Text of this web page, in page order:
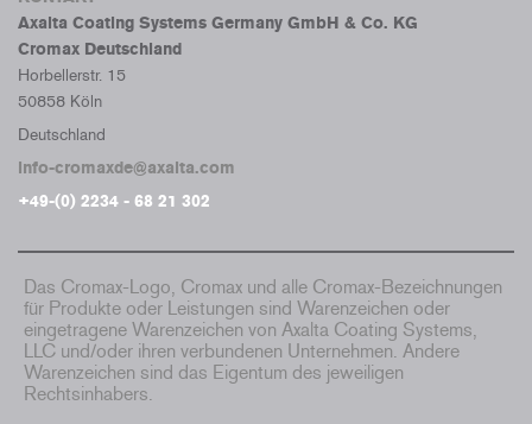
Axalta Coating Systems Germany GmbH & Co. KG
Cromax Deutschland
Horbellerstr. 15
50858 Köln
Deutschland
info-cromaxde@axalta.com
+49-(0) 2234 - 68 21 302
Das Cromax-Logo, Cromax und alle Cromax-Bezeichnungen
für Produkte oder Leistungen sind Warenzeichen oder
eingetragene Warenzeichen von Axalta Coating Systems,
LLC und/oder ihren verbundenen Unternehmen. Andere
Warenzeichen sind das Eigentum des jeweiligen
Rechtsinhabers.